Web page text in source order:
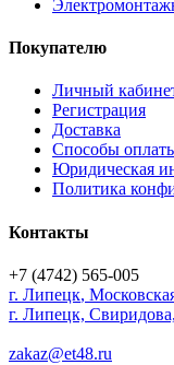
Покупателю
Личный
Регистрация
Доставка
Способы
Юридическая
Политика
Контакты
+7 (4742) 565-005
г. Липецк,
г. Липецк,
zakaz@et48.ru